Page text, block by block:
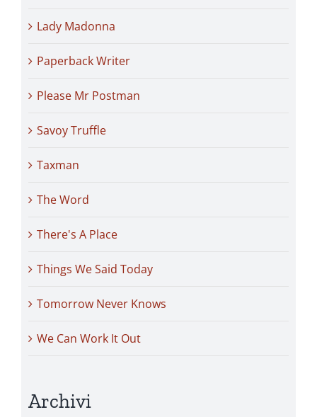
Lady Madonna
Paperback Writer
Please Mr Postman
Savoy Truffle
Taxman
The Word
There's A Place
Things We Said Today
Tomorrow Never Knows
We Can Work It Out
Archivi